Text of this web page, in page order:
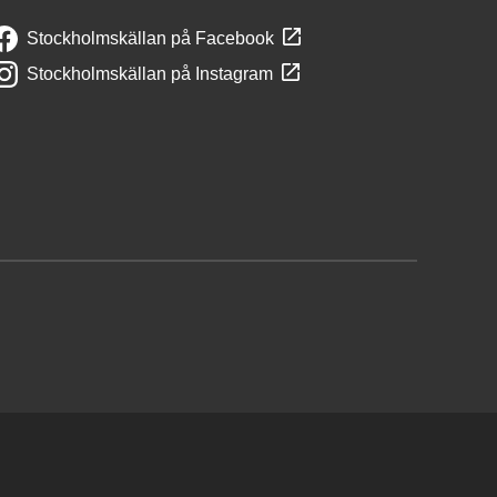
Stockholmskällan på Facebook
Stockholmskällan på Instagram